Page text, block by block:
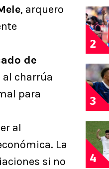
, arquero
de
charrúa
para
al
La
si no
2
3
4